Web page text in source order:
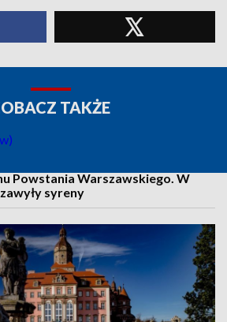
TAKŻE
Powstania Warszawskiego. W
syreny